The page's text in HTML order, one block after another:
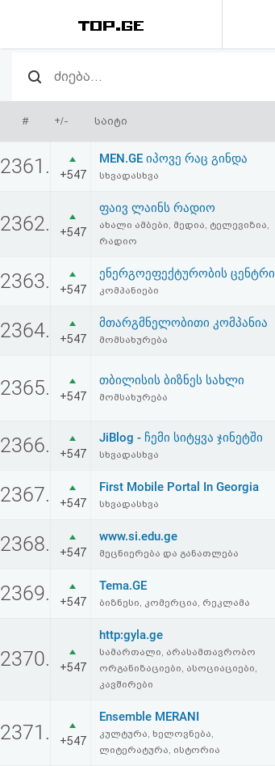
რეიტინგი
(მთავარი)
ფოსტა
პასუხი
პაროლის
კოდი
სალიცენზიო
და
პასუხისმგებლობის
უარყოფა
# +/- საიტი
2361. +547
MEN.GE იპოვე რაც გინდა
სხვადასხვა
2362. +547
ფაივ ლაინს რადიო
ახალი ამბები, მედია, ტელევიზია,
რადიო
2363. +547
ენერგოეფექტურობის ცენტრი
კომპანიები
2364. +547
მთარგმნელობითი კომპანია
მომსახურება
2365. +547
თბილისის ბიზნეს სახლი
მომსახურება
2366. +547
JiBlog - ჩემი სიტყვა ჯინეტში
სხვადასხვა
2367. +547
First Mobile Portal In Georgia
სხვადასხვა
2368. +547
www.si.edu.ge
მეცნიერება და განათლება
2369. +547
Tema.GE
ბიზნესი, კომერცია, რეკლამა
2370. +547
http:gyla.ge
სამართალი, არასამთავრობო
ორგანიზაციები, ასოციაციები,
კავშირები
2371. +547
Ensemble MERANI
კულტურა, ხელოვნება,
ლიტერატურა, ისტორია